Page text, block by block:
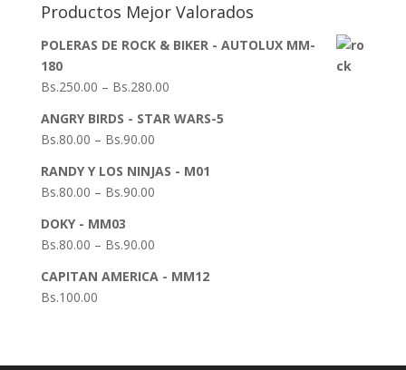
Productos Mejor Valorados
POLERAS DE ROCK & BIKER - AUTOLUX MM-
180
Bs.250.00 – Bs.280.00
ANGRY BIRDS - STAR WARS-5
Bs.80.00 – Bs.90.00
RANDY Y LOS NINJAS - M01
Bs.80.00 – Bs.90.00
DOKY - MM03
Bs.80.00 – Bs.90.00
CAPITAN AMERICA - MM12
Bs.100.00